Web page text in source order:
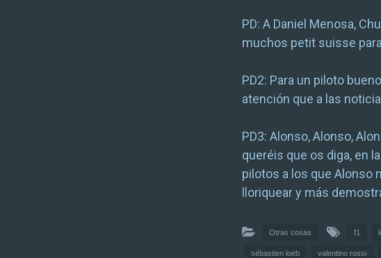
PD: A Daniel Menosa,
muchos petit suisse
PD2: Para un piloto
atención que a las
PD3: Alonso, Alonso,
queréis que os diga, en
pilotos a los que Alonso
lloriquear y más
Otras cosas f1
sébastien loeb valentino rossi